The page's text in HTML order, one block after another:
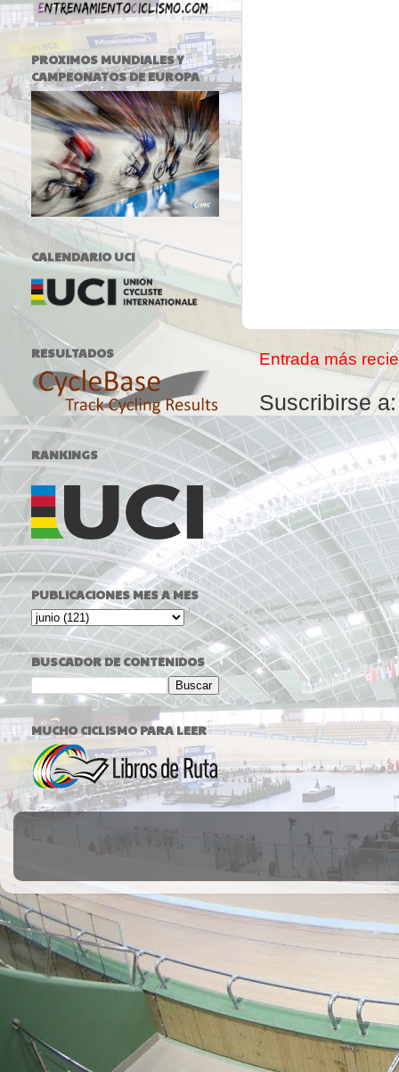
Entrada más
Suscribirse
PROXIMOS MUNDIALES Y
CAMPEONATOS DE EUROPA
CALENDARIO UCI
RESULTADOS
RANKINGS
PUBLICACIONES MES A MES
BUSCADOR DE CONTENIDOS
MUCHO CICLISMO PARA LEER